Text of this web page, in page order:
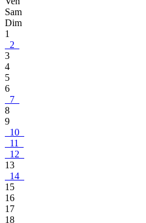
Sam
Dim
1
2
3
4
5
6
7
8
9
10
11
12
13
14
15
16
17
18